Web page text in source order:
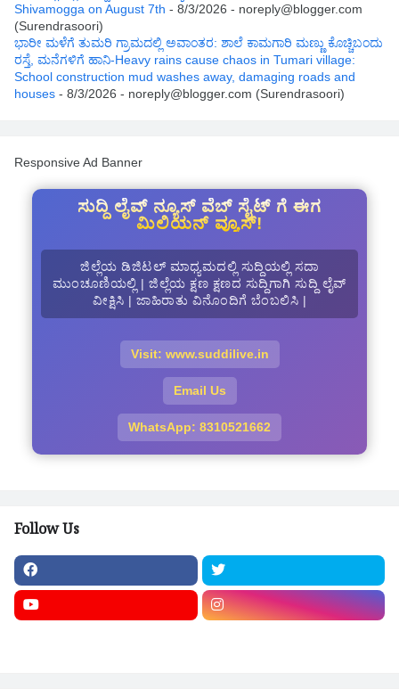
Shivamogga on August 7th - 8/3/2026 - noreply@blogger.com
(Surendrasoori)
ಭಾರೀ ಮಳೆಗೆ ತುಮರಿ ಗ್ರಾಮದಲ್ಲಿ ಅವಾಂತರ: ಶಾಲೆ ಕಾಮಗಾರಿ ಮಣ್ಣು ಕೊಚ್ಚಿಬಂದು
ರಸ್ತೆ, ಮನೆಗಳಿಗೆ ಹಾನಿ-Heavy rains cause chaos in Tumari village:
School construction mud washes away, damaging roads and
houses - 8/3/2026 - noreply@blogger.com (Surendrasoori)
Responsive Ad Banner
ಸುದ್ದಿ ಲೈವ್ ನ್ಯೂಸ್ ವೆಬ್ ಸೈಟ್ ಗೆ ಈಗ
ಮಿಲಿಯನ್ ವ್ಯೂಸ್!
ಜಿಲ್ಲೆಯ ಡಿಜಿಟಲ್ ಮಾಧ್ಯಮದಲ್ಲಿ ಸುದ್ದಿಯಲ್ಲಿ ಸದಾ
ಮುಂಚೂಣಿಯಲ್ಲಿ | ಜಿಲ್ಲೆಯ ಕ್ಷಣ ಕ್ಷಣದ ಸುದ್ದಿಗಾಗಿ ಸುದ್ದಿ ಲೈವ್
ವೀಕ್ಷಿಸಿ | ಜಾಹಿರಾತು ವಿನೊಂದಿಗೆ ಬೆಂಬಲಿಸಿ |
Visit: www.suddilive.in
Email Us
WhatsApp: 8310521662
Follow Us